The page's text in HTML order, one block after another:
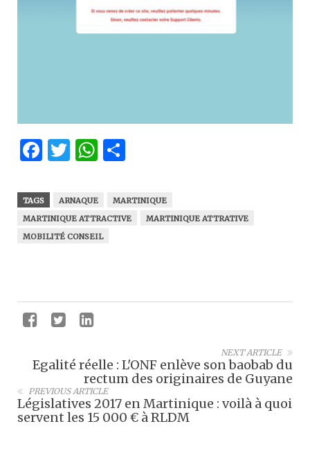
Facebook
Twitter
WhatsApp
TAGS ARNAQUE
MARTINIQUE
MARTINIQUE ATTRACTIVE
MARTINIQUE ATTRATIVE
MOBILITÉ CONSEIL
NEXT ARTICLE
Egalité réelle : L'ONF enlève son baobab du
rectum des originaires de Guyane
PREVIOUS ARTICLE
Législatives 2017 en Martinique : voilà à quoi
servent les 15 000 € à RLDM